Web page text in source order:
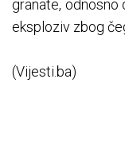
granate, odnosno
eksploziv zbog
(Vijesti.ba)